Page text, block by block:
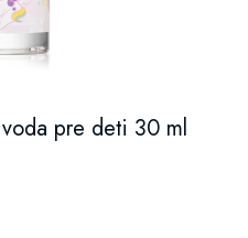
pre deti 30 ml